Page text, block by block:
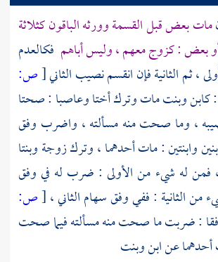
مات بعض قبل القسمة وورثه الباقون كثلاثة
بعض : كزوج معهم ، وليس أباهم فكالعدم
، ثم الثانية فإن انقسم نصيب الثاني[ص:
: كابن وبنت مات وترك أختا وعاصبا : صحتا
، وما صحت منه مسألته ، واضرب وفق
وابنتين : مات أحدهما ، وترك زوجة وبنتا
، فمن له شيء من الأولى : ضرب له في وفق
من الثانية : ففي وفق سهام الثاني ،[ص:
: ضربت ما صحت منه مسألته فيما صحت
أحدهما عن ابن وبنت